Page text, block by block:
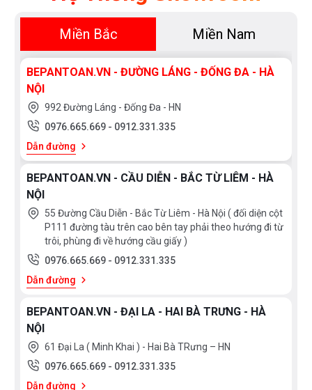
Miền Bắc Miền Nam
BEPANTOAN.VN - ĐƯỜNG LÁNG - ĐỐNG ĐA - HÀ
NỘI
992 Đường Láng - Đống Đa - HN
0976.665.669 - 0912.331.335
Dẫn đường
BEPANTOAN.VN - CẦU DIỄN - BẮC TỪ LIÊM - HÀ
NỘI
55 Đường Cầu Diễn - Bắc Từ Liêm - Hà Nội ( đối diện cột
P111 đường tàu trên cao bên tay phải theo hướng đi từ
trôi, phùng đi về hướng cầu giấy )
0976.665.669 - 0912.331.335
Dẫn đường
BEPANTOAN.VN - ĐẠI LA - HAI BÀ TRƯNG - HÀ
NỘI
61 Đại La ( Minh Khai ) - Hai Bà TRưng – HN
0976.665.669 - 0912.331.335
Dẫn đường